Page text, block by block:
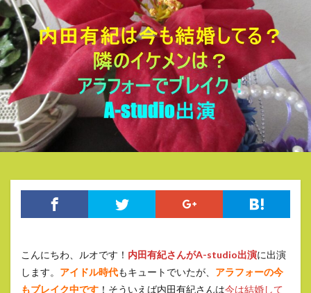
こんにちわ、ルオです！ 内田有紀さんがA-studio出演に出演
します。 アイドル時代もキュートでいたが、 アラフォーの今
もブレイク中です ！そういえば内田有紀さんは今は結婚して